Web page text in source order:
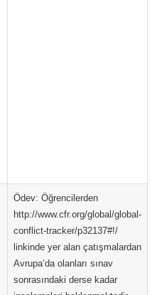
Ödev: Öğrencilerden
http://www.cfr.org/global/global-
conflict-tracker/p32137#!/
linkinde yer alan çatışmalardan
Avrupa’da olanları sınav
sonrasındaki derse kadar